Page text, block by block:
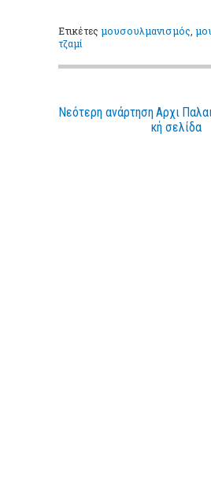
Ετικέτεςμουσουλμανισμός ,
τζαμί
Νεότερη ανάρτησηΑρχι
κή σελίδα